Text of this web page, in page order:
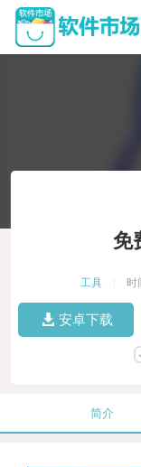
免
工具 时
安卓下载
简介